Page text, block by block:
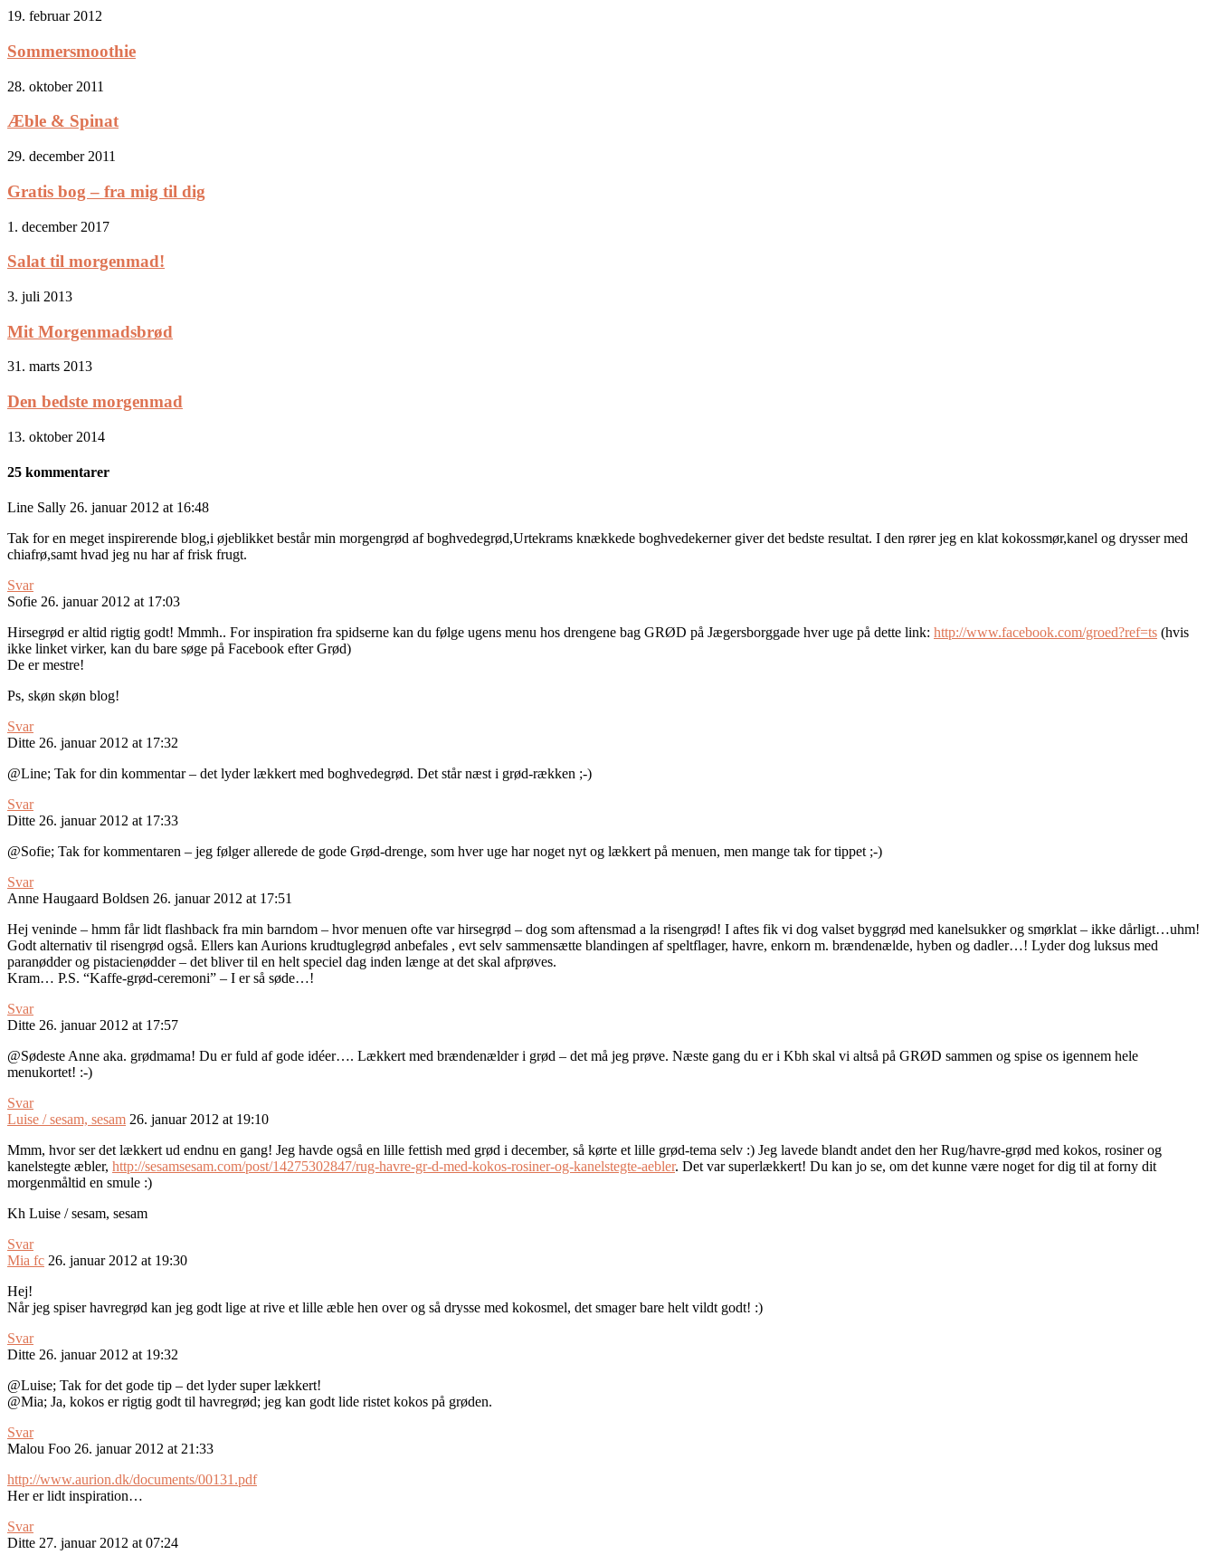
19. februar 2012
Sommersmoothie
28. oktober 2011
Æble & Spinat
29. december 2011
Gratis bog – fra mig til dig
1. december 2017
Salat til morgenmad!
3. juli 2013
Mit Morgenmadsbrød
31. marts 2013
Den bedste morgenmad
13. oktober 2014
25 kommentarer
Line Sally 26. januar 2012 at 16:48
Tak for en meget inspirerende blog,i øjeblikket består min morgengrød af boghvedegrød,Urtekrams knækkede boghvedekerner giver det bedste resultat. I den rører jeg en klat kokossmør,kanel og drysser med
chiafrø,samt hvad jeg nu har af frisk frugt.
Svar
Sofie 26. januar 2012 at 17:03
Hirsegrød er altid rigtig godt! Mmmh.. For inspiration fra spidserne kan du følge ugens menu hos drengene bag GRØD på Jægersborggade hver uge på dette link: http://www.facebook.com/groed?ref=ts (hvis
ikke linket virker, kan du bare søge på Facebook efter Grød)
De er mestre!
Ps, skøn skøn blog!
Svar
Ditte 26. januar 2012 at 17:32
@Line; Tak for din kommentar – det lyder lækkert med boghvedegrød. Det står næst i grød-rækken ;-)
Svar
Ditte 26. januar 2012 at 17:33
@Sofie; Tak for kommentaren – jeg følger allerede de gode Grød-drenge, som hver uge har noget nyt og lækkert på menuen, men mange tak for tippet ;-)
Svar
Anne Haugaard Boldsen 26. januar 2012 at 17:51
Hej veninde – hmm får lidt flashback fra min barndom – hvor menuen ofte var hirsegrød – dog som aftensmad a la risengrød! I aftes fik vi dog valset byggrød med kanelsukker og smørklat – ikke dårligt…uhm!
Godt alternativ til risengrød også. Ellers kan Aurions krudtuglegrød anbefales , evt selv sammensætte blandingen af speltflager, havre, enkorn m. brændenælde, hyben og dadler…! Lyder dog luksus med
paranødder og pistacienødder – det bliver til en helt speciel dag inden længe at det skal afprøves.
Kram… P.S. “Kaffe-grød-ceremoni” – I er så søde…!
Svar
Ditte 26. januar 2012 at 17:57
@Sødeste Anne aka. grødmama! Du er fuld af gode idéer…. Lækkert med brændenælder i grød – det må jeg prøve. Næste gang du er i Kbh skal vi altså på GRØD sammen og spise os igennem hele
menukortet! :-)
Svar
Luise / sesam, sesam 26. januar 2012 at 19:10
Mmm, hvor ser det lækkert ud endnu en gang! Jeg havde også en lille fettish med grød i december, så kørte et lille grød-tema selv :) Jeg lavede blandt andet den her Rug/havre-grød med kokos, rosiner og
kanelstegte æbler, http://sesamsesam.com/post/14275302847/rug-havre-gr-d-med-kokos-rosiner-og-kanelstegte-aebler. Det var superlækkert! Du kan jo se, om det kunne være noget for dig til at forny dit
morgenmåltid en smule :)
Kh Luise / sesam, sesam
Svar
Mia fc 26. januar 2012 at 19:30
Hej!
Når jeg spiser havregrød kan jeg godt lige at rive et lille æble hen over og så drysse med kokosmel, det smager bare helt vildt godt! :)
Svar
Ditte 26. januar 2012 at 19:32
@Luise; Tak for det gode tip – det lyder super lækkert!
@Mia; Ja, kokos er rigtig godt til havregrød; jeg kan godt lide ristet kokos på grøden.
Svar
Malou Foo 26. januar 2012 at 21:33
http://www.aurion.dk/documents/00131.pdf
Her er lidt inspiration…
Svar
Ditte 27. januar 2012 at 07:24